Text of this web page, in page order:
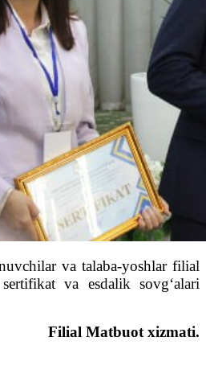
va talaba-yoshlar filial
va esdalik sovg‘alari
Filial Matbuot xizmati.